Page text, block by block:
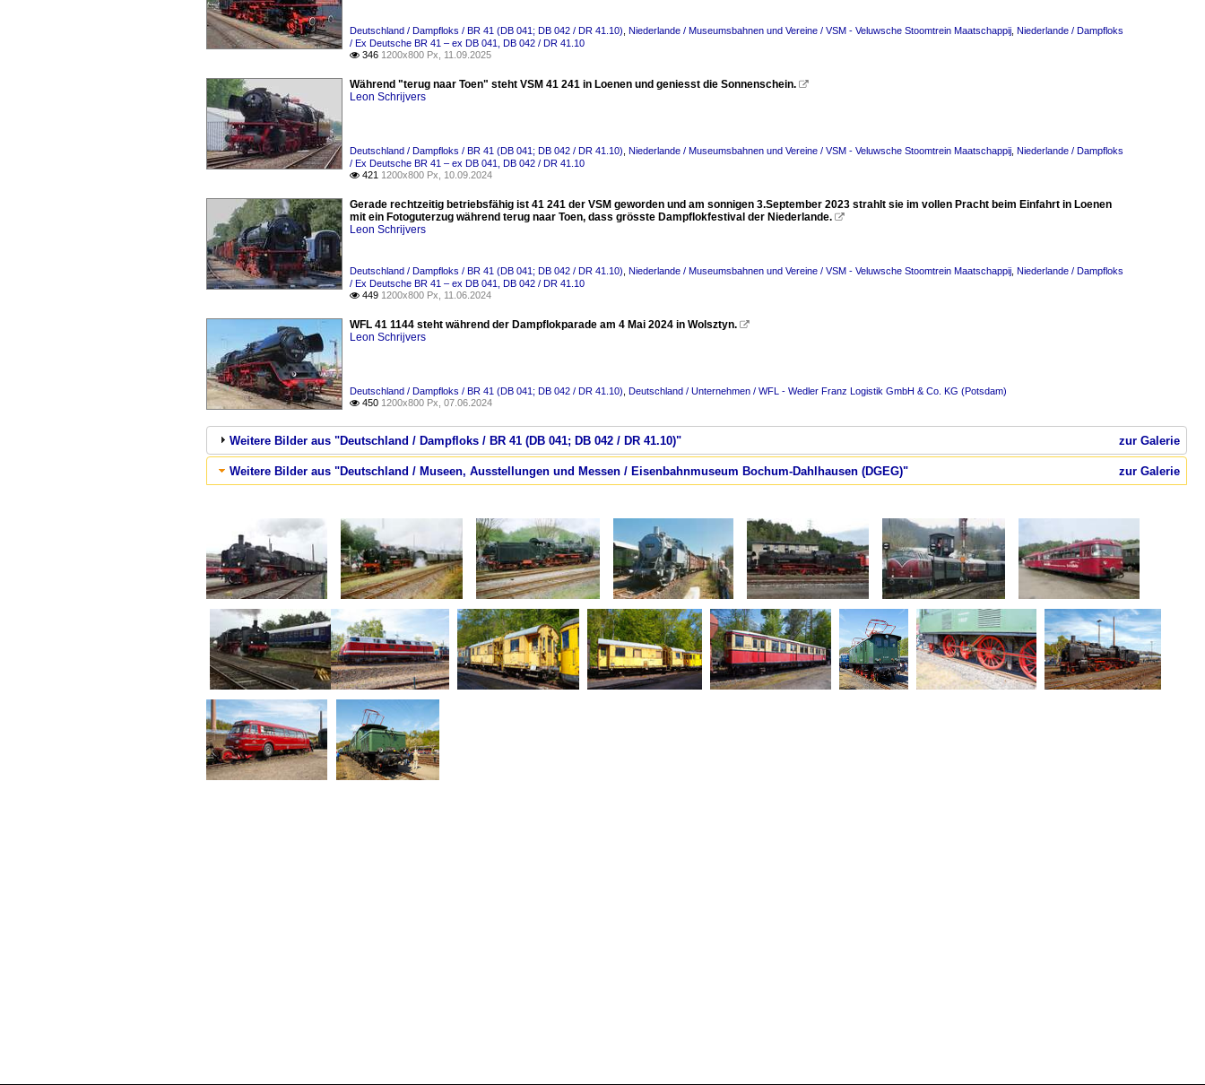
Deutschland / Dampfloks / BR 41 (DB 041; DB 042 / DR 41.10) Niederlande / Museumsbahnen und Vereine / VSM - Veluwsche Stoomtrein Maatschappij Niederlande / Dampfloks
/ Ex Deutsche BR 41 – ex DB 041, DB 042 / DR 41.10
 346 1200x800 Px, 11.09.2025
Während "terug naar Toen" steht VSM 41 241 in Loenen und geniesst die Sonnenschein. 
Leon Schrijvers
Deutschland / Dampfloks / BR 41 (DB 041; DB 042 / DR 41.10) Niederlande / Museumsbahnen und Vereine / VSM - Veluwsche Stoomtrein Maatschappij Niederlande / Dampfloks
/ Ex Deutsche BR 41 – ex DB 041, DB 042 / DR 41.10
 421 1200x800 Px, 10.09.2024
Gerade rechtzeitig betriebsfähig ist 41 241 der VSM geworden und am sonnigen 3.September 2023 strahlt sie im vollen Pracht beim Einfahrt in Loenen
mit ein Fotoguterzug während terug naar Toen, dass grösste Dampflokfestival der Niederlande. 
Leon Schrijvers
Deutschland / Dampfloks / BR 41 (DB 041; DB 042 / DR 41.10) Niederlande / Museumsbahnen und Vereine / VSM - Veluwsche Stoomtrein Maatschappij Niederlande / Dampfloks
/ Ex Deutsche BR 41 – ex DB 041, DB 042 / DR 41.10
 449 1200x800 Px, 11.06.2024
WFL 41 1144 steht während der Dampflokparade am 4 Mai 2024 in Wolsztyn. 
Leon Schrijvers
Deutschland / Dampfloks / BR 41 (DB 041; DB 042 / DR 41.10) Deutschland / Unternehmen / WFL - Wedler Franz Logistik GmbH & Co. KG (Potsdam)
 450 1200x800 Px, 07.06.2024
zur Galerie
Weitere Bilder aus "Deutschland / Dampfloks / BR 41 (DB 041; DB 042 / DR 41.10)"
zur Galerie
Weitere Bilder aus "Deutschland / Museen, Ausstellungen und Messen / Eisenbahnmuseum Bochum-Dahlhausen (DGEG)"